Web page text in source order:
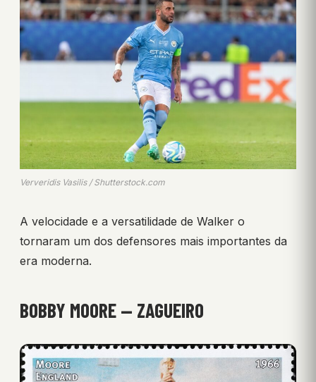
Ververidis Vasilis / Shutterstock.com
A velocidade e a versatilidade de Walker o
tornaram um dos defensores mais importantes da
era moderna.
BOBBY MOORE — ZAGUEIRO